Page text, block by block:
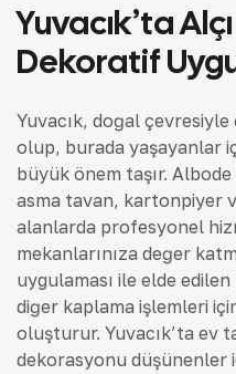
Yuvacık’ta
Dekoratif
Yuvacık, doğal
olup, burada yaşayanlar
büyük önem taşır. Albode
asma tavan, kartonpiyer
alanlarda profesyonel
mekanlarınıza değer
uygulaması ile elde
diğer kaplama işlemleri
oluşturur. Yuvacık’ta ev
dekorasyonu düşünenler